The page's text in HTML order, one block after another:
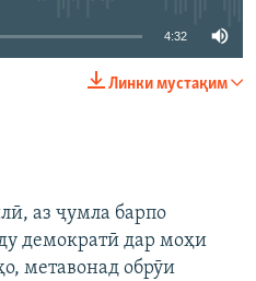
4:32
Линки мустақим
аз ҷумла барпо
демократӣ дар моҳи
метавонад обрӯи